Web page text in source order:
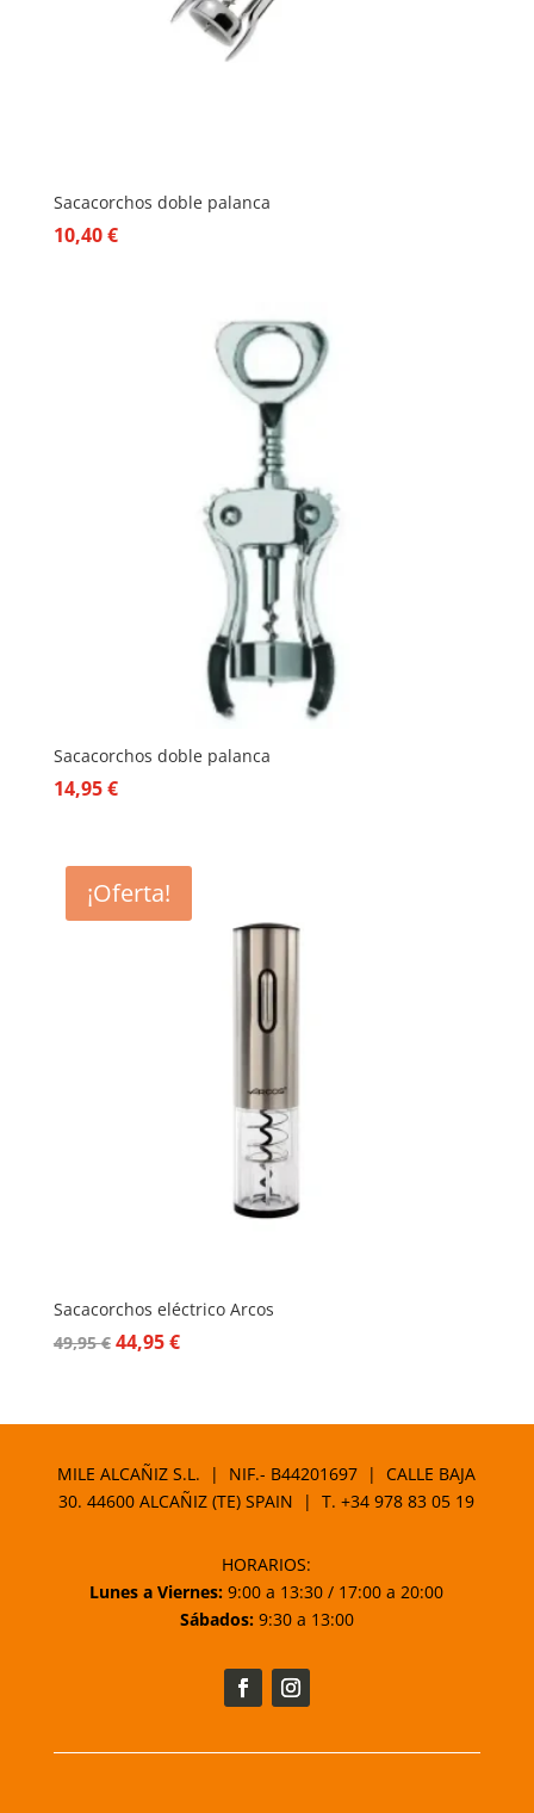
Sacacorchos doble palanca
10,40€
Sacacorchos doble palanca
14,95€
¡Oferta!
Sacacorchos eléctrico Arcos
49,95€ El
49,95 €.
44,95€El
44,95 €.
MILE ALCAÑIZ S.L. | NIF.- B44201697 | CALLE BAJA
30. 44600 ALCAÑIZ (TE) SPAIN | T.+34 978 83 05 19
HORARIOS:
Lunes a Viernes: 9:00 a 13:30 / 17:00 a 20:00
Sábados:9:30 a 13:00